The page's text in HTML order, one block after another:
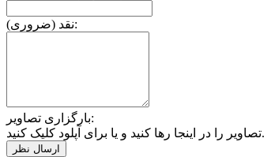
نقد (ضروری):
بارگزاری تصاویر:
تصاویر را در اینجا رها کنید و یا برای آپلود کلیک کنید.